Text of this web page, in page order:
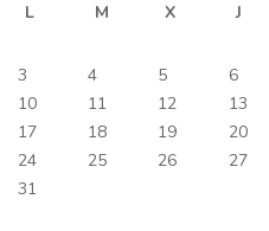
L
M X J
3
4 5 6
10
11 12 13
17
18 19 20
24
25 26 27
31